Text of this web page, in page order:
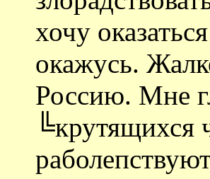
хочу
окажусь.
Россию. Мне
╚крутящихся